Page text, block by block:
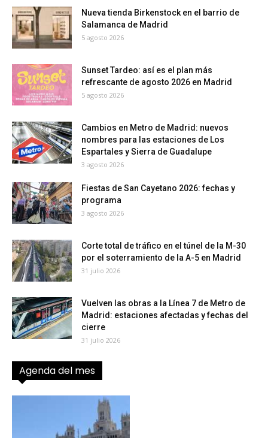
Nueva tienda Birkenstock en el barrio de
Salamanca de Madrid
5 agosto 2026
Sunset Tardeo: así es el plan más
refrescante de agosto 2026 en Madrid
5 agosto 2026
Cambios en Metro de Madrid: nuevos
nombres para las estaciones de Los
Espartales y Sierra de Guadalupe
3 agosto 2026
Fiestas de San Cayetano 2026: fechas y
programa
3 agosto 2026
Corte total de tráfico en el túnel de la M-30
por el soterramiento de la A-5 en Madrid
31 julio 2026
Vuelven las obras a la Línea 7 de Metro de
Madrid: estaciones afectadas y fechas del
cierre
31 julio 2026
Agenda del mes